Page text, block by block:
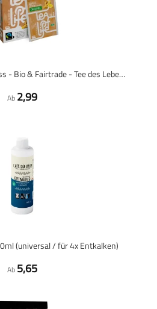
Ingwer-Zitronen-Aufguss - Bio & Fairtrade - Tee des Lebens - 25 Teebeutel
Ab 2,99
(universal / für 4x Entkalken)
Ab 5,65